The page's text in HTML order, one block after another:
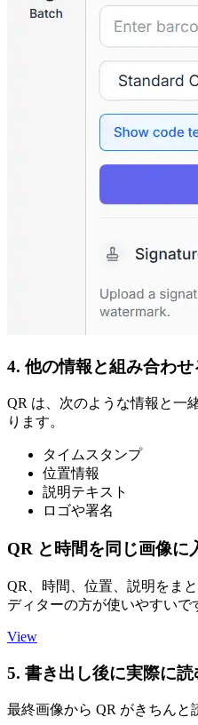
4. 他の情報と組み合わせ
QR は、次のような情報と一
ります。
タイムスタンプ
位置情報
説明テキスト
ロゴや署名
QR と時間を同じ画像に
QR、時間、位置、説明をま
ディターの方が使いやすいで
View
5. 書き出し後に実際に読
最終画像から QR がきちんと